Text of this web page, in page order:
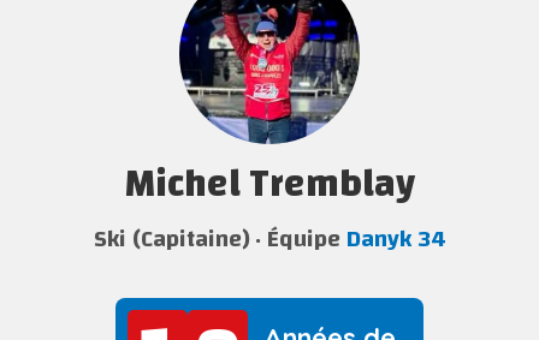
Michel Tremblay
Ski (Capitaine) ÉquipeDanyk 34